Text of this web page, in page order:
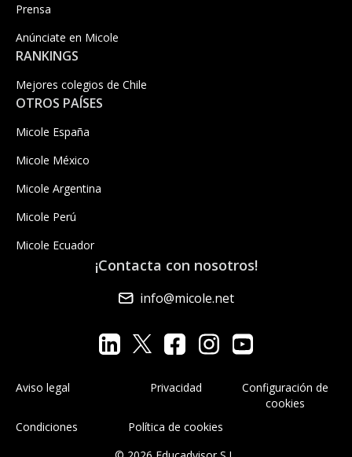
Prensa
Anúnciate en Micole
RANKINGS
Mejores colegios de Chile
OTROS PAÍSES
Micole España
Micole México
Micole Argentina
Micole Perú
Micole Ecuador
¡Contacta con nosotros!
info@micole.net
Aviso legal Privacidad
Configuración de
cookies
Condiciones
Política de cookies